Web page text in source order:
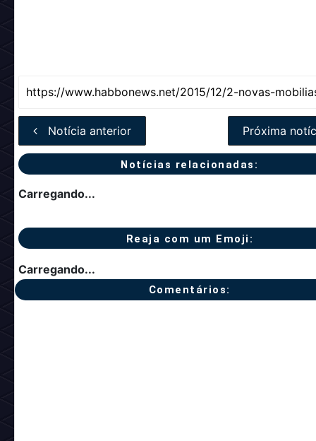
Notícia anterior Próxima
Notícias relacionadas:
Carregando...
Reaja com um Emoji:
Carregando...
Comentários: